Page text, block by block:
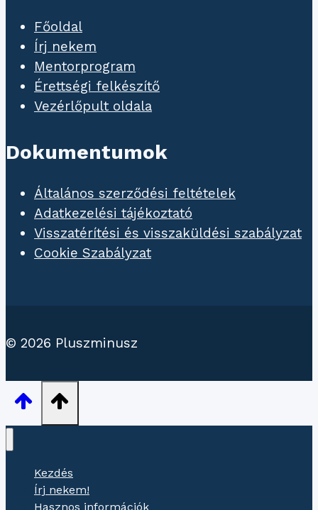
Főoldal
Írj nekem
Mentorprogram
Érettségi felkészítő
Vezérlőpult oldala
Dokumentumok
Általános szerződési feltételek
Adatkezelési tájékoztató
Visszatérítési és visszaküldési szabályzat
Cookie Szabályzat
© 2026 Pluszminusz
Kezdés
Írj nekem!
Hasznos információk